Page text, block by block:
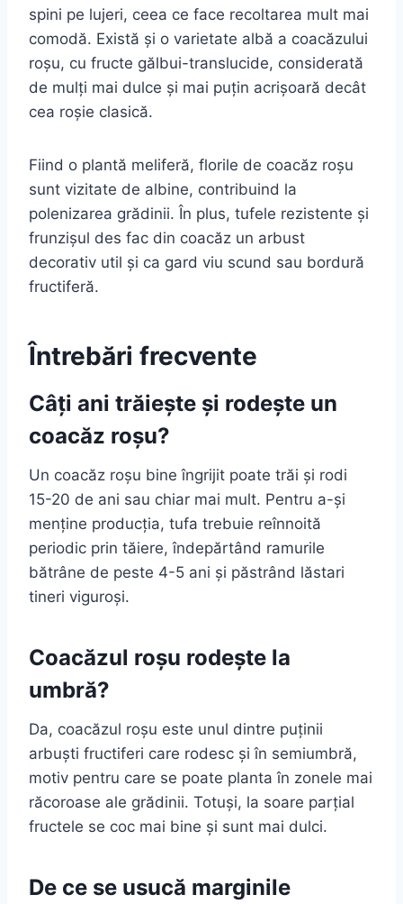
spini pe lujeri, ceea ce face recoltarea mult mai
comodă. Există și o varietate albă a coacăzului
roșu, cu fructe gălbui-translucide, considerată
de mulți mai dulce și mai puțin acrișoară decât
cea roșie clasică.
Fiind o plantă meliferă, florile de coacăz roșu
sunt vizitate de albine, contribuind la
polenizarea grădinii. În plus, tufele rezistente și
frunzișul des fac din coacăz un arbust
decorativ util și ca gard viu scund sau bordură
fructiferă.
Întrebări frecvente
Câți ani trăiește și rodește un
coacăz roșu?
Un coacăz roșu bine îngrijit poate trăi și rodi
15-20 de ani sau chiar mai mult. Pentru a-și
menține producția, tufa trebuie reînnoită
periodic prin tăiere, îndepărtând ramurile
bătrâne de peste 4-5 ani și păstrând lăstari
tineri viguroși.
Coacăzul roșu rodește la
umbră?
Da, coacăzul roșu este unul dintre puținii
arbuști fructiferi care rodesc și în semiumbră,
motiv pentru care se poate planta în zonele mai
răcoroase ale grădinii. Totuși, la soare parțial
fructele se coc mai bine și sunt mai dulci.
De ce se usucă marginile